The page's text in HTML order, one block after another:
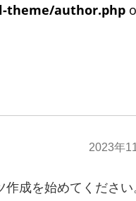
theme/author.php
2023年
成を始めてください